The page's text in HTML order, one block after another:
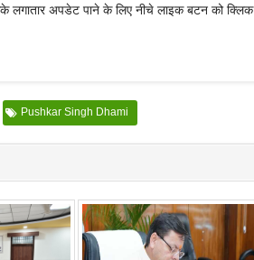
लगातार अपडेट पाने के लिए नीचे लाइक बटन को क्लिक
Pushkar Singh Dhami